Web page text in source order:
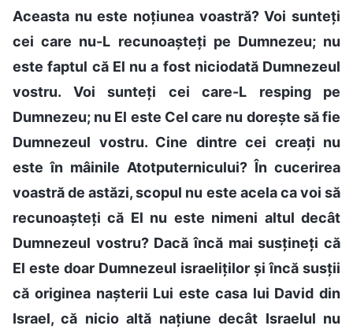
Aceasta nu este noțiunea voastră? Voi sunteți
cei care nu-L recunoașteți pe Dumnezeu; nu
este faptul că El nu a fost niciodată Dumnezeul
vostru. Voi sunteți cei care-L resping pe
Dumnezeu; nu El este Cel care nu dorește să fie
Dumnezeul vostru. Cine dintre cei creați nu
este în mâinile Atotputernicului? În cucerirea
voastră de astăzi, scopul nu este acela ca voi să
recunoașteți că El nu este nimeni altul decât
Dumnezeul vostru? Dacă încă mai susțineți că
El este doar Dumnezeul israeliților și încă susții
că originea nașterii Lui este casa lui David din
Israel, că nicio altă națiune decât Israelul nu